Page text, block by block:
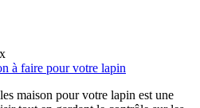
à faire pour votre lapin
maison pour votre lapin est une